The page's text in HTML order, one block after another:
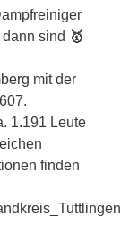
sind 🥇
mit der
1.191 Leute
finden